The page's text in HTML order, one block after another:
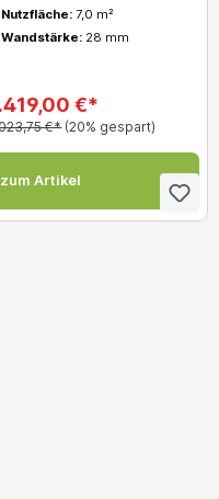
Nutzfläche:7,0 m²
Wandstärke: 28 mm
€*
€* (20% gespart)
zum Artikel